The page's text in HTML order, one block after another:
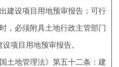
建设项目用地预审报告；可行
，必须附具土地行政主管部门
项目用地预审报告。
土地管理法》第五十二条：建